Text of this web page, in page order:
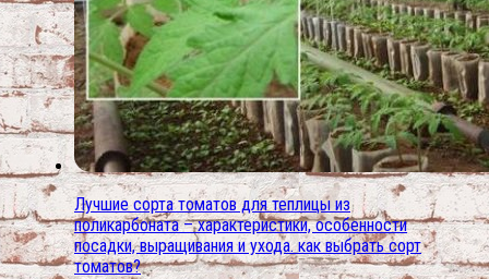
Лучшие сорта томатов для теплицы из
поликарбоната – характеристики, особенности
посадки, выращивания и ухода. как выбрать сорт
томатов?